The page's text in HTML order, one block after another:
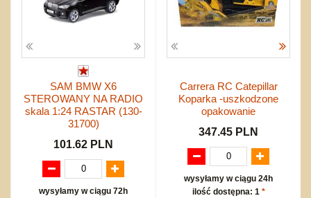
Koszty przesyłki
Regulamin
Kontakt
Mapa produktów
SAM BMW X6
STEROWANY NA RADIO
skala 1:24 RASTAR (130-
31700)
101.62 PLN
wysyłamy w ciągu 72h
Carrera RC Catepillar
Koparka -uszkodzone
opakowanie
347.45 PLN
wysyłamy w ciągu 24h
ilość dostępna: 1 *